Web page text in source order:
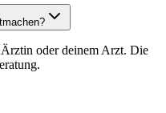
oder deinem Arzt. Die